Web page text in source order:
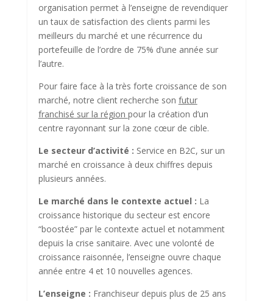
organisation permet à l’enseigne de revendiquer
un taux de satisfaction des clients parmi les
meilleurs du marché et une récurrence du
portefeuille de l’ordre de 75% d’une année sur
l’autre.
Pour faire face à la très forte croissance de son
marché, notre client recherche son futur
franchisé sur la région pour la création d’un
centre rayonnant sur la zone cœur de cible.
Le secteur d’activité : Service en B2C, sur un
marché en croissance à deux chiffres depuis
plusieurs années.
Le marché dans le contexte actuel : La
croissance historique du secteur est encore
“boostée” par le contexte actuel et notamment
depuis la crise sanitaire. Avec une volonté de
croissance raisonnée, l’enseigne ouvre chaque
année entre 4 et 10 nouvelles agences.
L’enseigne : Franchiseur depuis plus de 25 ans